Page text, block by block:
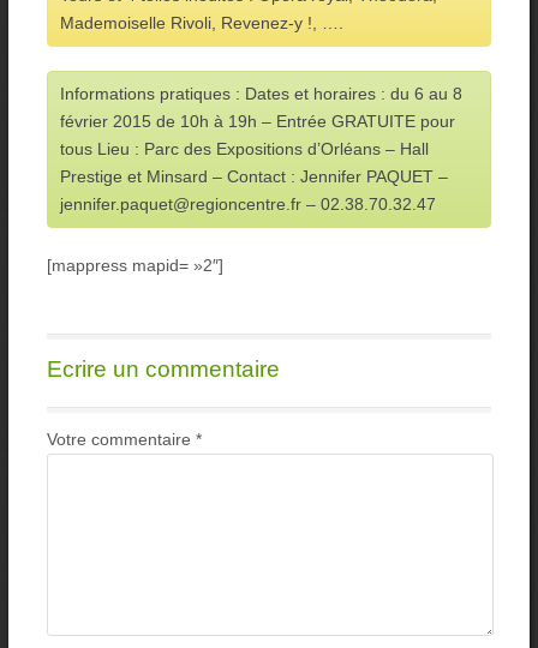
Mademoiselle Rivoli, Revenez-y !, ….
Informations pratiques : Dates et horaires : du 6 au 8
février 2015 de 10h à 19h – Entrée GRATUITE pour
tous Lieu : Parc des Expositions d’Orléans – Hall
Prestige et Minsard – Contact : Jennifer PAQUET –
jennifer.paquet@regioncentre.fr – 02.38.70.32.47
[mappress mapid= »2″]
Ecrire un commentaire
Votre commentaire *